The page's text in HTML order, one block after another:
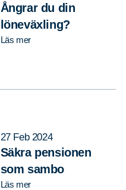
Ångrar du din
löneväxling?
Läs mer
27 Feb 2024
Säkra pensionen
som sambo
Läs mer